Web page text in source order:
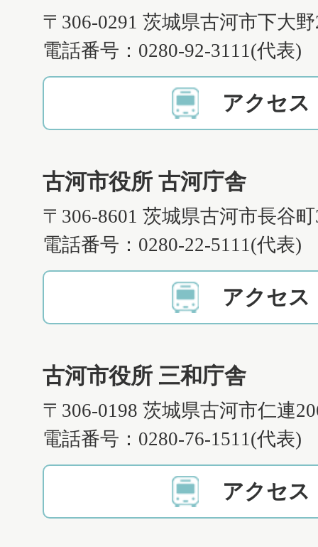
〒306-0291 茨城県古河市下大
電話番号：0280-92-3111(代表)
アクセス
古河市役所 古河庁舎
〒306-8601 茨城県古河市長谷
電話番号：0280-22-5111(代表)
アクセス
古河市役所 三和庁舎
〒306-0198 茨城県古河市仁連
電話番号：0280-76-1511(代表)
アクセス